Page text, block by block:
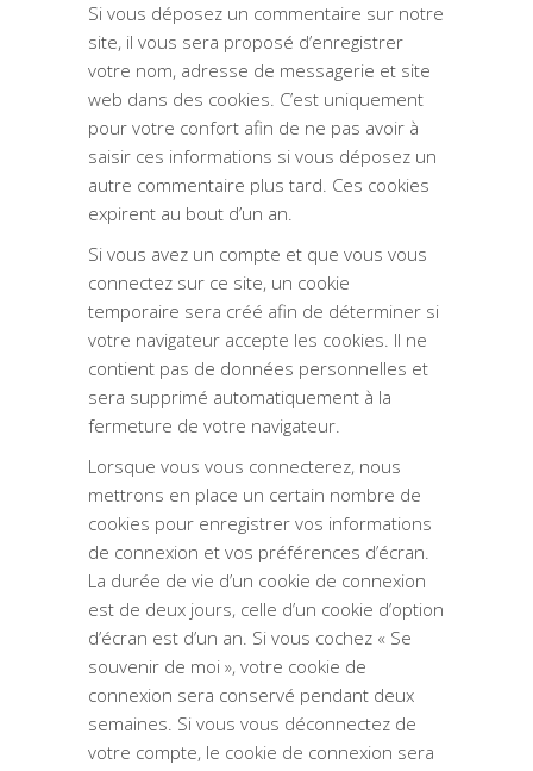
Si vous déposez un commentaire sur notre
site, il vous sera proposé d’enregistrer
votre nom, adresse de messagerie et site
web dans des cookies. C’est uniquement
pour votre confort afin de ne pas avoir à
saisir ces informations si vous déposez un
autre commentaire plus tard. Ces cookies
expirent au bout d’un an.
Si vous avez un compte et que vous vous
connectez sur ce site, un cookie
temporaire sera créé afin de déterminer si
votre navigateur accepte les cookies. Il ne
contient pas de données personnelles et
sera supprimé automatiquement à la
fermeture de votre navigateur.
Lorsque vous vous connecterez, nous
mettrons en place un certain nombre de
cookies pour enregistrer vos informations
de connexion et vos préférences d’écran.
La durée de vie d’un cookie de connexion
est de deux jours, celle d’un cookie d’option
d’écran est d’un an. Si vous cochez « Se
souvenir de moi », votre cookie de
connexion sera conservé pendant deux
semaines. Si vous vous déconnectez de
votre compte, le cookie de connexion sera